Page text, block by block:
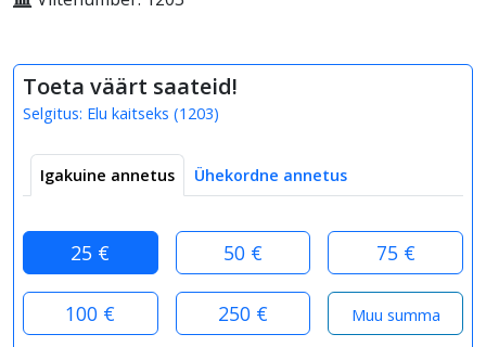
Toeta väärt saateid!
Selgitus: Elu kaitseks (1203)
Igakuine annetus Ühekordne annetus
25 € 50 € 75 €
100 € 250 €